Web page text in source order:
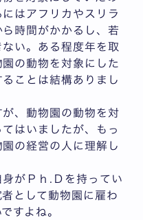
はアフリカやスリラ
時間がかかるし、若
い。ある程度年を取
の動物を対象にした
ことは結構ありまし
、動物園の動物を対
はいましたが、もっ
の経営の人に理解し
がＰｈ.Ｄを持ってい
として動物園に雇わ
すよね。